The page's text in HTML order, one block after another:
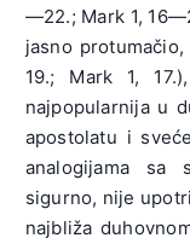
—22.; Mark 1,
jasno
19.; Mark 1,
najpopularnija u
apostolatu i
analogijama sa
sigurno, nije
najbliža